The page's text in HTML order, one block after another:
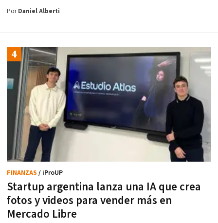
PorDaniel Alberti
Startup argentina lanza una IA que crea
fotos y videos para vender más en
Mercado Libre
FINANZAS / iProUP